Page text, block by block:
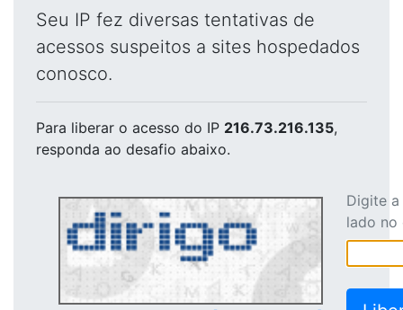
Seu IP fez diversas tentativas de
acessos suspeitos a sites hospedados
conosco.
Para liberar o acesso do IP 216.73.216.135,
responda ao desafio abaixo.
Digite
lado no